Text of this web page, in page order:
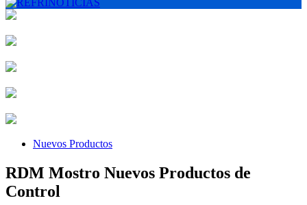
Nuevos Productos
RDM Mostro Nuevos Productos de
Control